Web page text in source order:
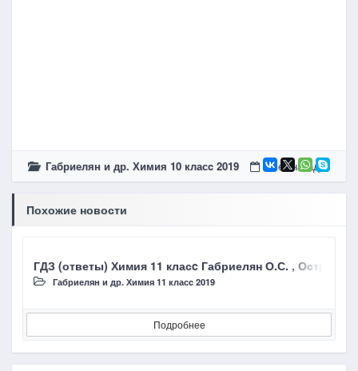
Габриелян и др. Химия 10 класc 2019 5 лет назад
Похожие новости
ГДЗ (ответы) Химия 11 класc Габриелян О.С. ,
Габриелян и др. Химия 11 класc 2019
Подробнее